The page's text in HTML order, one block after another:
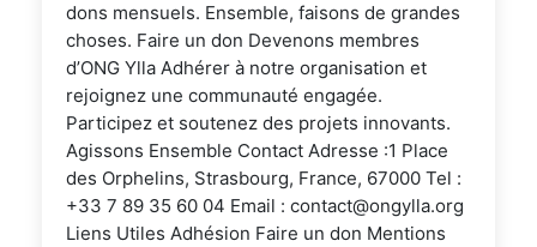
dons mensuels. Ensemble, faisons de grandes
choses. Faire un don Devenons membres
d’ONG Ylla Adhérer à notre organisation et
rejoignez une communauté engagée.
Participez et soutenez des projets innovants.
Agissons Ensemble Contact Adresse :1 Place
des Orphelins, Strasbourg, France, 67000 Tel :
+33 7 89 35 60 04 Email : contact@ongylla.org
Liens Utiles Adhésion Faire un don Mentions